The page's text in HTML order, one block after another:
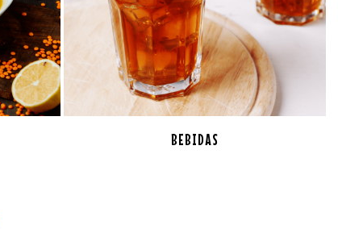
BEBIDAS